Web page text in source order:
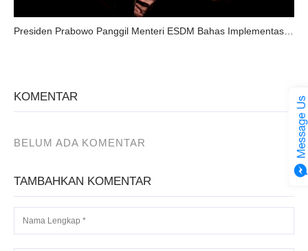
KOMENTAR
BELUM ADA KOMENTAR
TAMBAHKAN KOMENTAR